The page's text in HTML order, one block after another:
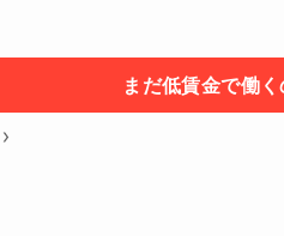
まだ低賃金で働